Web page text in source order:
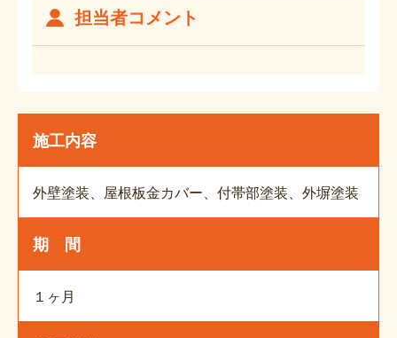
担当者コメント
施工内容
外壁塗装、屋根板金カバー、付帯部塗装、外塀塗装
期 間
１ヶ月